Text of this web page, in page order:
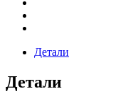
Детали
Детали